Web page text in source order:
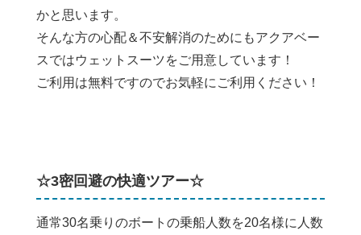
かと思います。
そんな方の心配＆不安解消のためにもアクアベー
スではウェットスーツをご用意しています！
ご利用は無料ですのでお気軽にご利用ください！
☆3密回避の快適ツアー☆
通常30名乗りのボートの乗船人数を20名様に人数